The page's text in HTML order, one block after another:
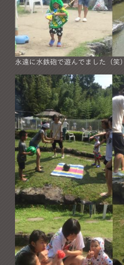
永遠に水鉄砲で遊んでました（笑）